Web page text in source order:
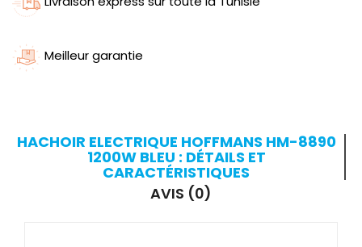
Meilleur garantie
HACHOIR ELECTRIQUE HOFFMANS HM-8890
1200W BLEU : DÉTAILS ET
CARACTÉRISTIQUES
AVIS (0)